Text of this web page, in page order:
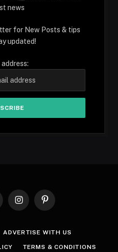
news
for New Posts & tips
updated!
address:
InstagramPinterest
ADVERTISE WITH US
TERMS & CONDITIONS